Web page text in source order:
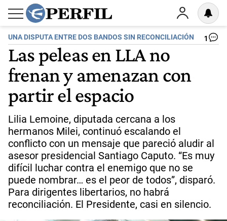
UNA DISPUTA ENTRE DOS BANDOS SIN RECONCILIACIÓN 1
Las peleas en LLA no
frenan y amenazan con
partir el espacio
Lilia Lemoine, diputada cercana a los
hermanos Milei, continuó escalando el
conflicto con un mensaje que pareció aludir al
asesor presidencial Santiago Caputo. “Es muy
difícil luchar contra el enemigo que no se
puede nombrar… es el peor de todos”, disparó.
Para dirigentes libertarios, no habrá
reconciliación. El Presidente, casi en silencio.